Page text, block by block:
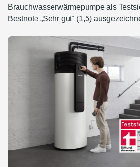
Brauchwasserwärmepumpe als
Bestnote „Sehr gut“ (1,5)